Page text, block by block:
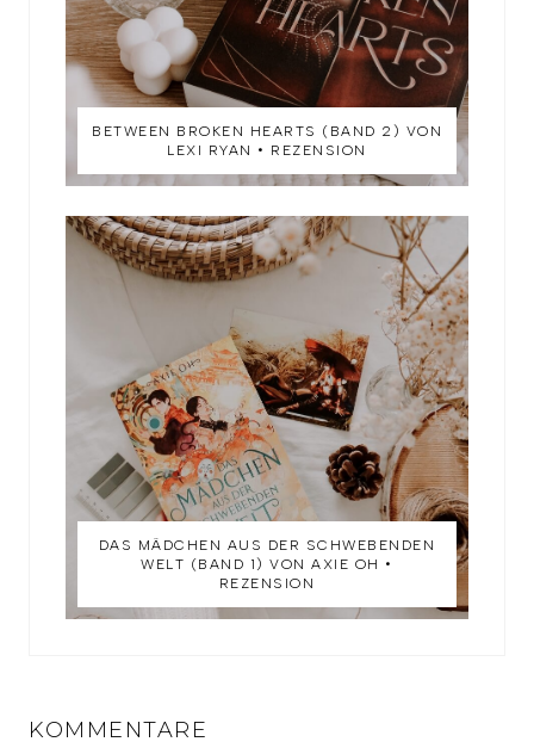
BETWEEN BROKEN HEARTS (BAND 2) VON
LEXI RYAN • REZENSION
DAS MÄDCHEN AUS DER SCHWEBENDEN
WELT (BAND 1) VON AXIE OH •
REZENSION
KOMMENTARE